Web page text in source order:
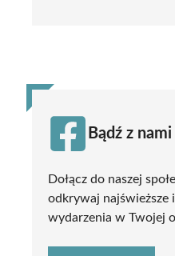
Bądź z
Dołącz do naszej
odkrywaj najświeższe
wydarzenia w Twojej